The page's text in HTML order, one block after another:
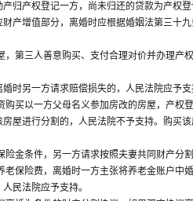
归产权登记一方，尚未归还的贷款为产权
产增值部分，离婚时应根据婚姻法第三十
第三人善意购买、支付合理对价并办理产
时另一方请求赔偿损失的，人民法院应予支
买以一方父母名义参加房改的房屋，产权
屋进行分割的，人民法院不予支持。购买
金条件，另一方请求按照夫妻共同财产分
保险费，离婚时一方主张将养老金账户中
民法院应予支持。